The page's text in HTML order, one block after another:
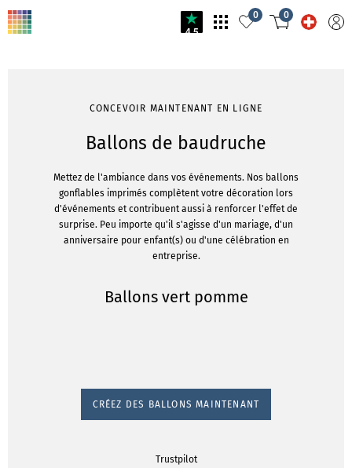
4.5
0 0
CONCEVOIR MAINTENANT EN LIGNE
Ballons de baudruche
Mettez de l'ambiance dans vos événements. Nos ballons
gonflables imprimés complètent votre décoration lors
d'événements et contribuent aussi à renforcer l'effet de
surprise. Peu importe qu'il s'agisse d'un mariage, d'un
anniversaire pour enfant(s) ou d'une célébration en
entreprise.
Ballons vert pomme
CRÉEZ DES BALLONS MAINTENANT
Trustpilot